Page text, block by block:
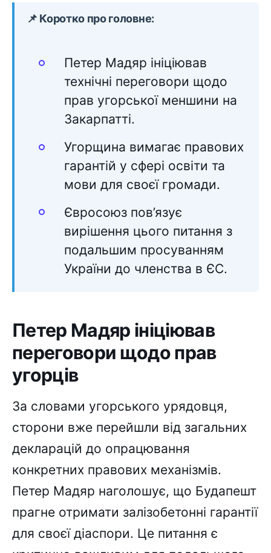
📌 Коротко про головне:
Петер Мадяр ініціював
технічні переговори щодо
прав угорської меншини на
Закарпатті.
Угорщина вимагає правових
гарантій у сфері освіти та
мови для своєї громади.
Євросоюз пов’язує
вирішення цього питання з
подальшим просуванням
України до членства в ЄС.
Петер Мадяр ініціював
переговори щодо прав
угорців
За словами угорського урядовця,
сторони вже перейшли від загальних
декларацій до опрацювання
конкретних правових механізмів.
Петер Мадяр наголошує, що Будапешт
прагне отримати залізобетонні гарантії
для своєї діаспори. Це питання є